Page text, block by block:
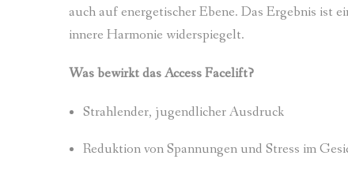
auch auf energetischer Ebene. Das Ergebnis ist
innere Harmonie widerspiegelt.
Was bewirkt das Access Facelift?
Strahlender, jugendlicher Ausdruck
Reduktion von Spannungen und Stress im